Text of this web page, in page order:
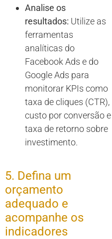
Analise os
resultados: Utilize as
ferramentas
analíticas do
Facebook Ads e do
Google Ads para
monitorar KPIs como
taxa de cliques (CTR),
custo por conversão e
taxa de retorno sobre
investimento.
5. Defina um
orçamento
adequado e
acompanhe os
indicadores